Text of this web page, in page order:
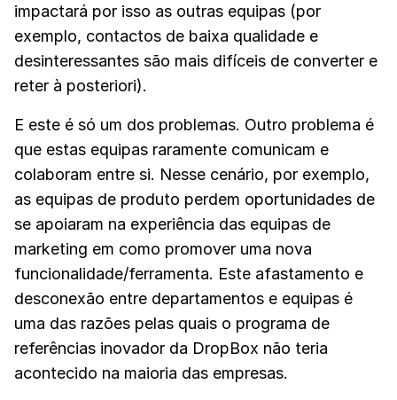
impactará por isso as outras equipas (por
exemplo, contactos de baixa qualidade e
desinteressantes são mais difíceis de converter e
reter à posteriori).
E este é só um dos problemas. Outro problema é
que estas equipas raramente comunicam e
colaboram entre si. Nesse cenário, por exemplo,
as equipas de produto perdem oportunidades de
se apoiaram na experiência das equipas de
marketing em como promover uma nova
funcionalidade/ferramenta. Este afastamento e
desconexão entre departamentos e equipas é
uma das razões pelas quais o programa de
referências inovador da DropBox não teria
acontecido na maioria das empresas.